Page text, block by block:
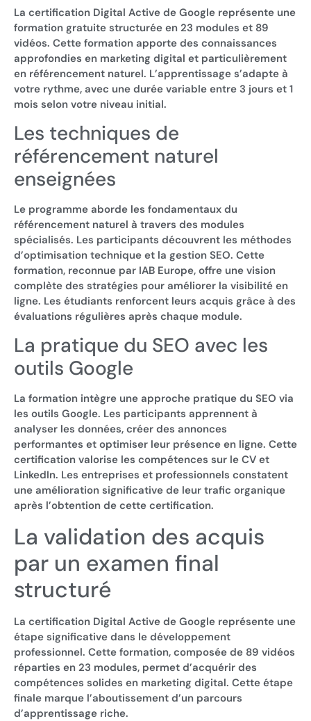
La certification Digital Active de Google représente une
formation gratuite structurée en 23 modules et 89
vidéos. Cette formation apporte des connaissances
approfondies en marketing digital et particulièrement
en référencement naturel. L’apprentissage s’adapte à
votre rythme, avec une durée variable entre 3 jours et 1
mois selon votre niveau initial.
Les techniques de
référencement naturel
enseignées
Le programme aborde les fondamentaux du
référencement naturel à travers des modules
spécialisés. Les participants découvrent les méthodes
d’optimisation technique et la gestion SEO. Cette
formation, reconnue par IAB Europe, offre une vision
complète des stratégies pour améliorer la visibilité en
ligne. Les étudiants renforcent leurs acquis grâce à des
évaluations régulières après chaque module.
La pratique du SEO avec les
outils Google
La formation intègre une approche pratique du SEO via
les outils Google. Les participants apprennent à
analyser les données, créer des annonces
performantes et optimiser leur présence en ligne. Cette
certification valorise les compétences sur le CV et
LinkedIn. Les entreprises et professionnels constatent
une amélioration significative de leur trafic organique
après l’obtention de cette certification.
La validation des acquis
par un examen final
structuré
La certification Digital Active de Google représente une
étape significative dans le développement
professionnel. Cette formation, composée de 89 vidéos
réparties en 23 modules, permet d’acquérir des
compétences solides en marketing digital. Cette étape
finale marque l’aboutissement d’un parcours
d’apprentissage riche.